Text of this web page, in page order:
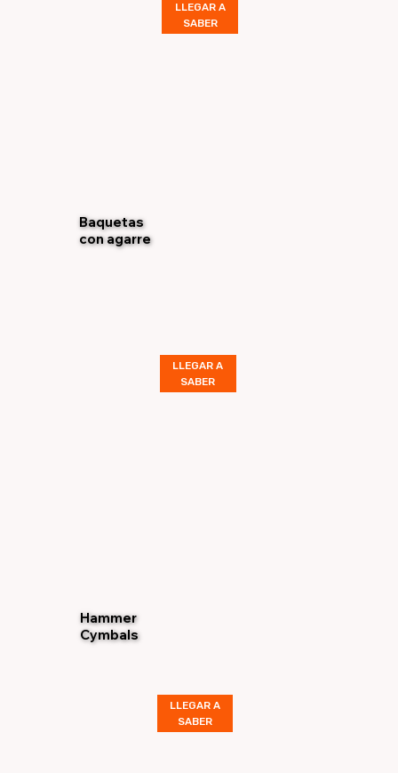
LLEGAR A
SABER
Baquetas
con agarre
LLEGAR A
SABER
Hammer
Cymbals
LLEGAR A
SABER